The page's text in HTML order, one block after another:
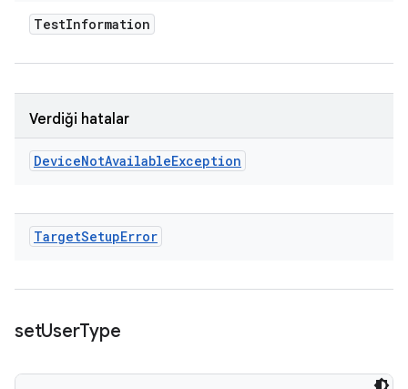
TestInformation
Verdiği hatalar
DeviceNotAvailableException
TargetSetupError
setUserType